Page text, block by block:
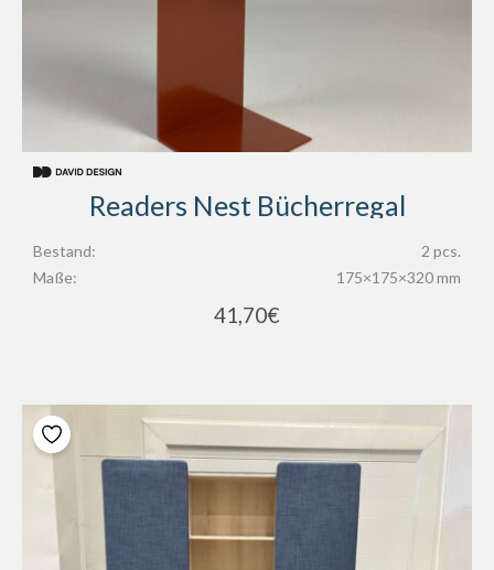
Readers Nest Bücherregal
Bestand:
2 pcs.
Maße:
175×175×320 mm
41,70€